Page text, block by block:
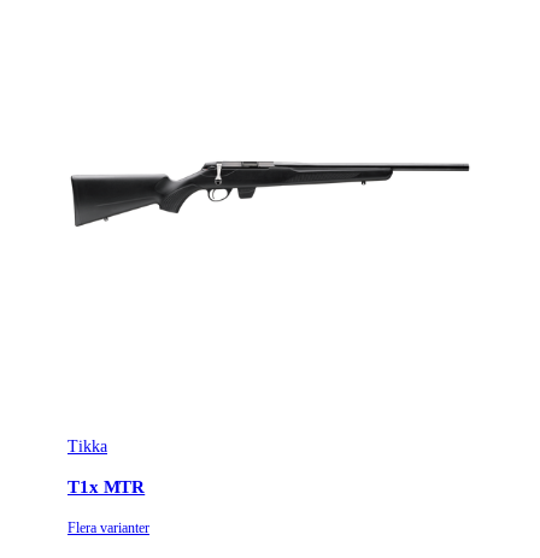
Tikka
T1x MTR
Flera varianter